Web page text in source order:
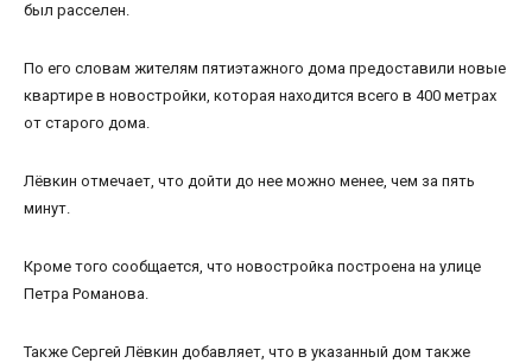
был расселен.
По его словам жителям пятиэтажного дома предоставили новые
квартире в новостройки, которая находится всего в 400 метрах
от старого дома.
Лёвкин отмечает, что дойти до нее можно менее, чем за пять
минут.
Кроме того сообщается, что новостройка построена на улице
Петра Романова.
Также Сергей Лёвкин добавляет, что в указанный дом также